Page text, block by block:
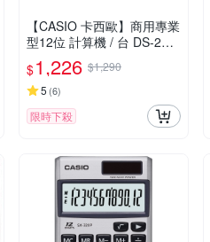
【CASIO 卡西歐】商用專業
型12位 計算機 / 台 DS-2B
(原型號 DS-2TS)
$1,226 $1,290
5 (6)
限時下殺